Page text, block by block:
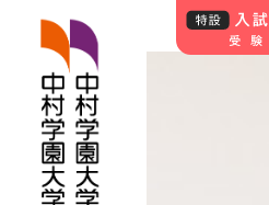
中村学園大学・中
村学園大学短期
大学部